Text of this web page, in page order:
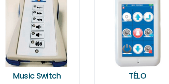
Music Switch TÉLO